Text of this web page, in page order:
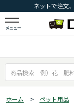
ネットで注文
メニュー
ホーム > ペット用品